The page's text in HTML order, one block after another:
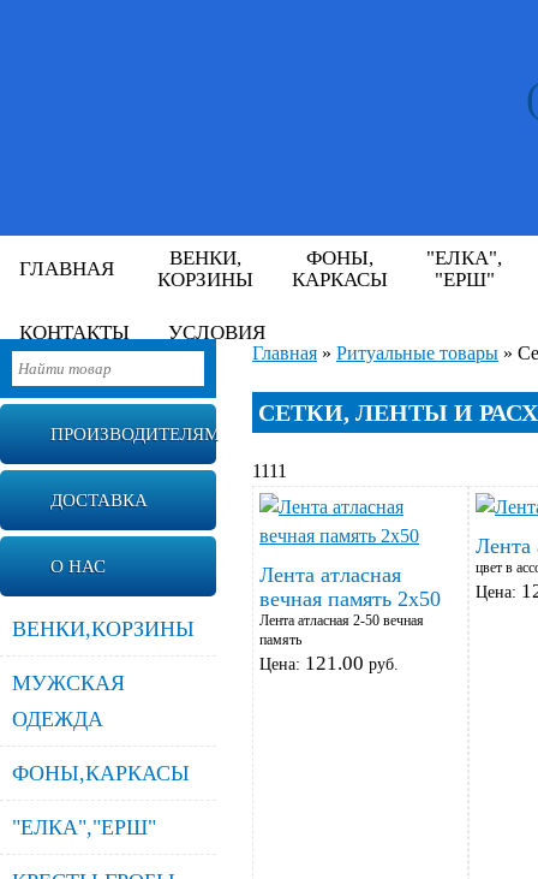
ГЛАВНАЯ
ВЕНКИ,
КОРЗИНЫ
ФОНЫ,
КАРКАСЫ
"ЕЛКА",
"ЕРШ"
КОНТАКТЫ УСЛОВИЯ
ПРОИЗВОДИТЕЛЯМ
ДОСТАВКА
О НАС
ВЕНКИ,КОРЗИНЫ
МУЖСКАЯ
ОДЕЖДА
ФОНЫ,КАРКАСЫ
"ЕЛКА","ЕРШ"
Главная » Ритуальные товары »
СЕТКИ, ЛЕНТЫ И
1111
Лента атласная
вечная память 2х50
Лента атласная 2-50 вечная
память
Цена: 121.00 руб.
Лента
цвет в
Цена: